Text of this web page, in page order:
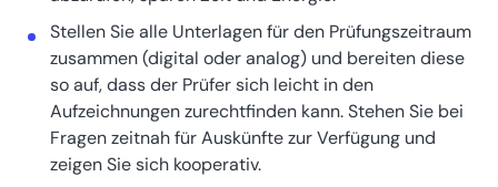
Stellen Sie alle Unterlagen für den Prüfungszeitraum
zusammen (digital oder analog) und bereiten diese
so auf, dass der Prüfer sich leicht in den
Aufzeichnungen zurechtfinden kann. Stehen Sie bei
Fragen zeitnah für Auskünfte zur Verfügung und
zeigen Sie sich kooperativ.